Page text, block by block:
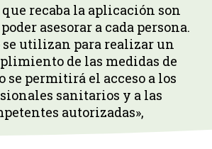
que recaba la aplicación son
asesorar a cada persona.
utilizan para realizar un
de las medidas de
se permitirá el acceso a los
sanitarios y a las
autorizadas»,